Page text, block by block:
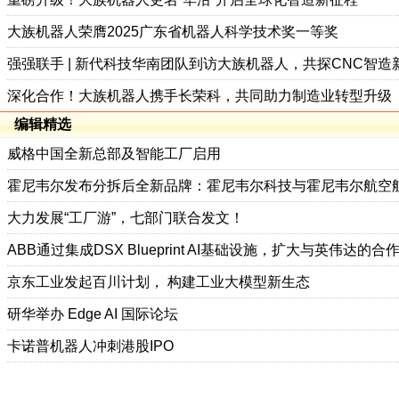
大族机器人荣膺2025广东省机器人科学技术奖一等奖
强强联手 | 新代科技华南团队到访大族机器人，共探CNC智造
深化合作！大族机器人携手长荣科，共同助力制造业转型升级
编辑精选
威格中国全新总部及智能工厂启用
霍尼韦尔发布分拆后全新品牌：霍尼韦尔科技与霍尼韦尔航空
大力发展“工厂游”，七部门联合发文！
ABB通过集成DSX Blueprint AI基础设施，扩大与英伟达的合作
京东工业发起百川计划， 构建工业大模型新生态
研华举办 Edge AI 国际论坛
卡诺普机器人冲刺港股IPO